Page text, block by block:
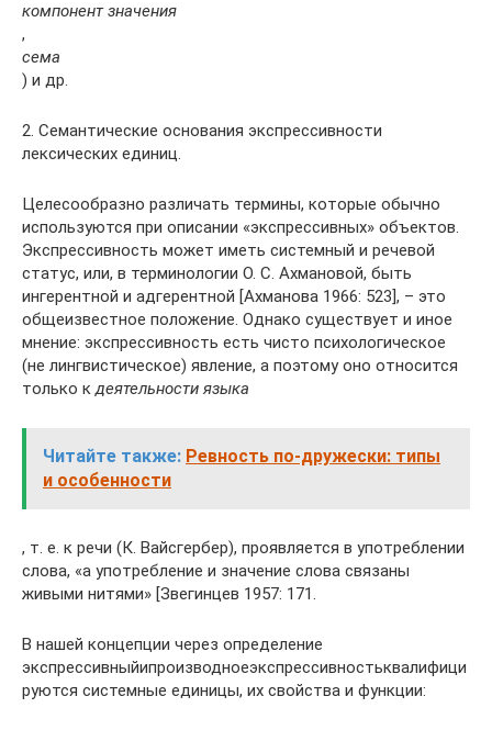
компонент значения
,
сема
) и др.
2. Семантические основания экспрессивности
лексических единиц.
Целесообразно различать термины, которые обычно
используются при описании «экспрессивных» объектов.
Экспрессивность может иметь системный и речевой
статус, или, в терминологии О. С. Ахмановой, быть
ингерентной и адгерентной [Ахманова 1966: 523], – это
общеизвестное положение. Однако существует и иное
мнение: экспрессивность есть чисто психологическое
(не лингвистическое) явление, а поэтому оно относится
только кдеятельности языка
Читайте также: Ревность по-дружески: типы
и особенности
, т. е. к речи (К. Вайсгербер), проявляется в употреблении
слова, «а употребление и значение слова связаны
живыми нитями» [Звегинцев 1957: 171.
В нашей концепции через определение
экспрессивныйипроизводноеэкспрессивностьквалифици
руются системные единицы, их свойства и функции: